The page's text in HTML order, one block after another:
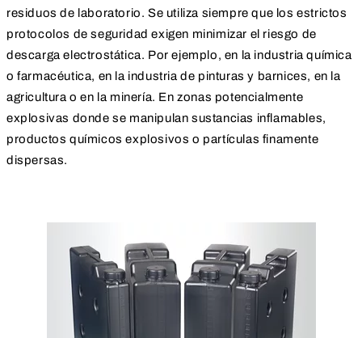
residuos de laboratorio. Se utiliza siempre que los estrictos
protocolos de seguridad exigen minimizar el riesgo de
descarga electrostática. Por ejemplo, en la industria química
o farmacéutica, en la industria de pinturas y barnices, en la
agricultura o en la minería. En zonas potencialmente
explosivas donde se manipulan sustancias inflamables,
productos químicos explosivos o partículas finamente
dispersas.